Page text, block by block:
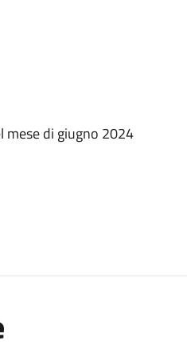
mese di giugno 2024